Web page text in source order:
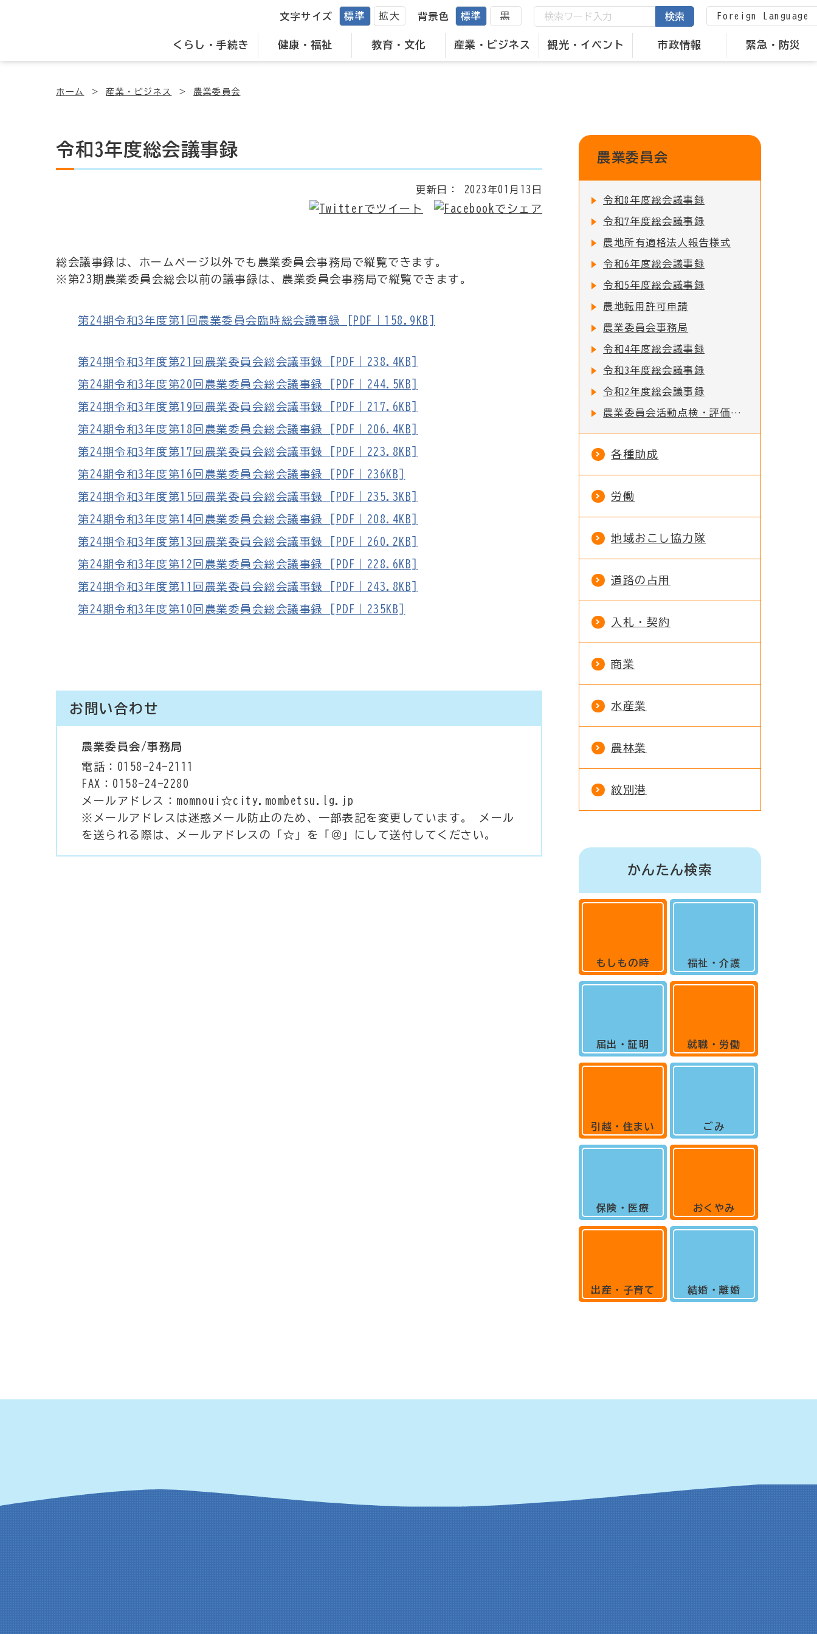
くらし・手続き 健康・福祉 教育・文化 産業・ビジネス 観光・イベント 市政情報 緊急・防災
文字サイズ 標準 拡大 背景色 標準 黒 検索 Foreign Language
ホーム 産業・ビジネス 農業委員会
令和3年度総会議事録
更新日： 2023年01月13日
総会議事録は、ホームページ以外でも農業委員会事務局で縦覧できます。
※第23期農業委員会総会以前の議事録は、農業委員会事務局で縦覧できます。
第24期令和3年度第1回農業委員会臨時総会議事録 [PDF｜158.9KB]
第24期令和3年度第21回農業委員会総会議事録 [PDF｜238.4KB]
第24期令和3年度第20回農業委員会総会議事録 [PDF｜244.5KB]
第24期令和3年度第19回農業委員会総会議事録 [PDF｜217.6KB]
第24期令和3年度第18回農業委員会総会議事録 [PDF｜206.4KB]
第24期令和3年度第17回農業委員会総会議事録 [PDF｜223.8KB]
第24期令和3年度第16回農業委員会総会議事録 [PDF｜236KB]
第24期令和3年度第15回農業委員会総会議事録 [PDF｜235.3KB]
第24期令和3年度第14回農業委員会総会議事録 [PDF｜208.4KB]
第24期令和3年度第13回農業委員会総会議事録 [PDF｜260.2KB]
第24期令和3年度第12回農業委員会総会議事録 [PDF｜228.6KB]
第24期令和3年度第11回農業委員会総会議事録 [PDF｜243.8KB]
第24期令和3年度第10回農業委員会総会議事録 [PDF｜235KB]
お問い合わせ
農業委員会/事務局
電話：0158-24-2111
FAX：0158-24-2280
メールアドレス：momnoui☆city.mombetsu.lg.jp
※メールアドレスは迷惑メール防止のため、一部表記を変更しています。 メール
を送られる際は、メールアドレスの「☆」を「＠」にして送付してください。
農業委員会
令和8年度総会議事録
令和7年度総会議事録
農地所有適格法人報告様式
令和6年度総会議事録
令和5年度総会議事録
農地転用許可申請
農業委員会事務局
令和4年度総会議事録
令和3年度総会議事録
令和2年度総会議事録
農業委員会活動点検・評価及び活動の目標
各種助成
労働
地域おこし協力隊
道路の占用
入札・契約
商業
水産業
農林業
紋別港
かんたん検索
もしもの時
届出・証明
引越・住まい
保険・医療
出産・子育て
福祉・介護
就職・労働
ごみ
おくやみ
結婚・離婚